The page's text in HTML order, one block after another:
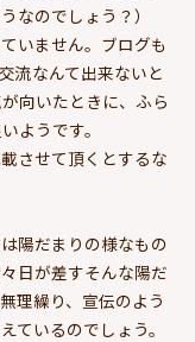
なのでしょう？）
いません。ブログも
流なんて出来ないと
向いたときに、ふら
ようです。
させて頂くとするな
陽だまりの様なもの
日が差すそんな陽だ
理繰り、宣伝のよう
ているのでしょう。